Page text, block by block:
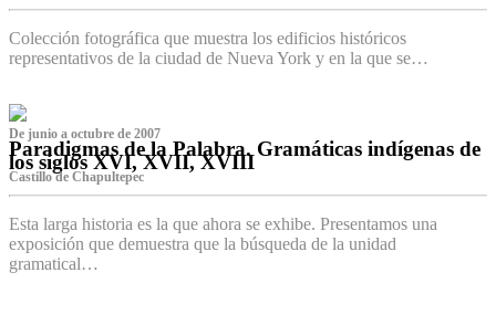
Colección fotográfica que muestra los edificios históricos
representativos de la ciudad de Nueva York y en la que se…
De junio a octubre de 2007
Paradigmas de la Palabra. Gramáticas indígenas de
los siglos XVI, XVII, XVIII
Castillo de Chapultepec
Esta larga historia es la que ahora se exhibe. Presentamos una
exposición que demuestra que la búsqueda de la unidad
gramatical…